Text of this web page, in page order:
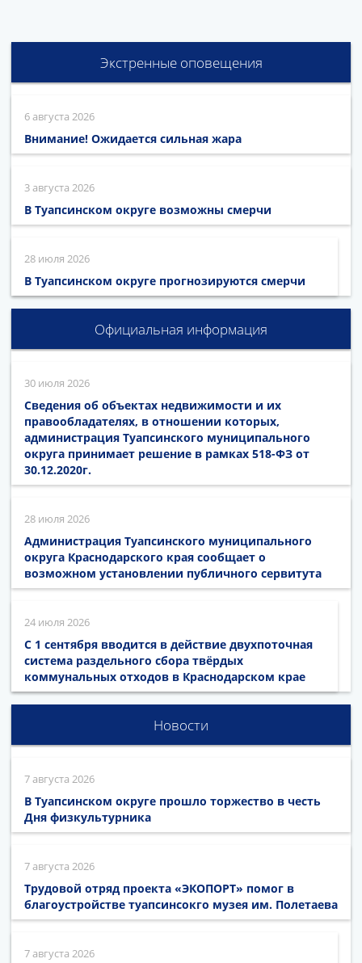
Экстренные оповещения
6 августа 2026
Внимание! Ожидается сильная жара
3 августа 2026
В Туапсинском округе возможны смерчи
28 июля 2026
В Туапсинском округе прогнозируются смерчи
Официальная информация
30 июля 2026
Сведения об объектах недвижимости и их
правообладателях, в отношении которых,
администрация Туапсинского муниципального
округа принимает решение в рамках 518-ФЗ от
30.12.2020г.
28 июля 2026
Администрация Туапсинского муниципального
округа Краснодарского края сообщает о
возможном установлении публичного сервитута
24 июля 2026
С 1 сентября вводится в действие двухпоточная
система раздельного сбора твёрдых
коммунальных отходов в Краснодарском крае
Новости
7 августа 2026
В Туапсинском округе прошло торжество в честь
Дня физкультурника
7 августа 2026
Трудовой отряд проекта «ЭКОПОРТ» помог в
благоустройстве туапсинсокго музея им. Полетаева
7 августа 2026